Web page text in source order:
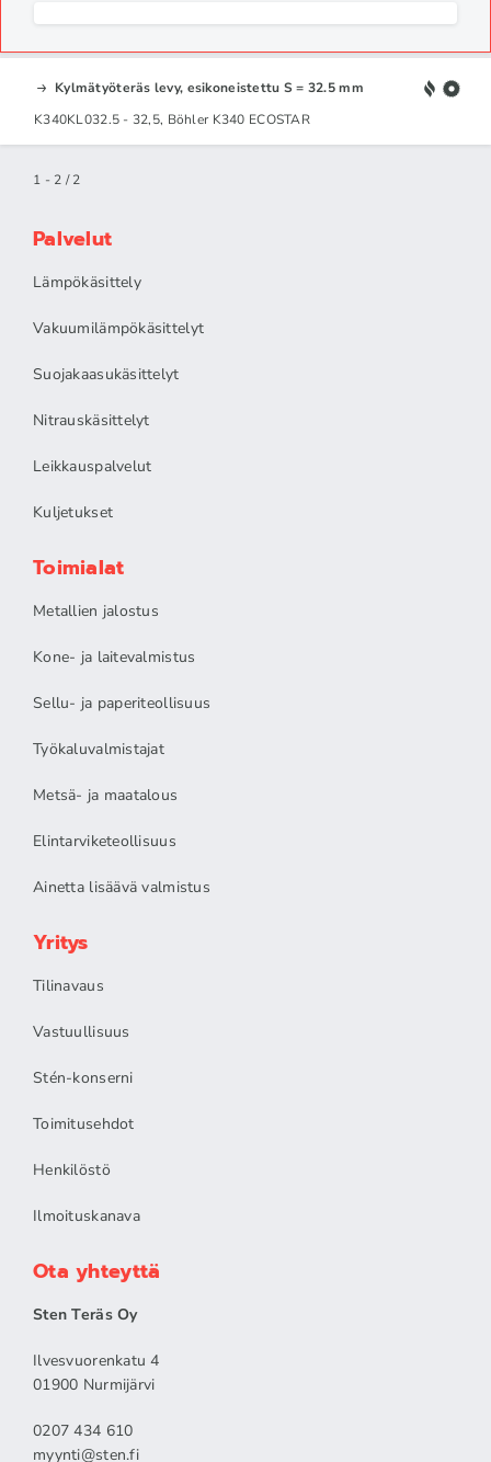
Kylmätyöteräs levy, esikoneistettu S = 32.5 mm
K340KL032.5 - 32,5, Böhler K340 ECOSTAR
1 - 2 / 2
Palvelut
Lämpökäsittely
Vakuumilämpökäsittelyt
Suojakaasukäsittelyt
Nitrauskäsittelyt
Leikkauspalvelut
Kuljetukset
Toimialat
Metallien jalostus
Kone- ja laitevalmistus
Sellu- ja paperiteollisuus
Työkaluvalmistajat
Metsä- ja maatalous
Elintarviketeollisuus
Ainetta lisäävä valmistus
Yritys
Tilinavaus
Vastuullisuus
Stén-konserni
Toimitusehdot
Henkilöstö
Ilmoituskanava
Ota yhteyttä
Sten Teräs Oy
Ilvesvuorenkatu 4
01900 Nurmijärvi
0207 434 610
myynti@sten.fi